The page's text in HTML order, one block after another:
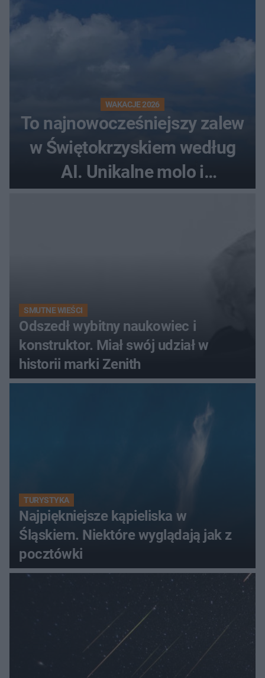
WAKACJE 2026
To najnowocześniejszy zalew
w Świętokrzyskiem według
AI. Unikalne molo i
SMUTNE WIEŚCI
Odszedł wybitny naukowiec i
konstruktor. Miał swój udział w
historii marki Zenith
TURYSTYKA
Najpiękniejsze kąpieliska w
Śląskiem. Niektóre wyglądają jak z
pocztówki